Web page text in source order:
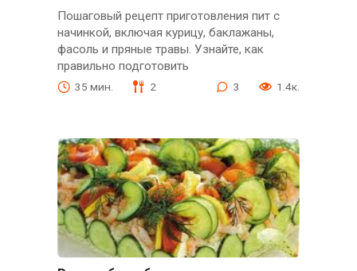
Пошаговый рецепт приготовления пит с
начинкой, включая курицу, баклажаны,
фасоль и пряные травы. Узнайте, как
правильно подготовить
35 мин. 2 3 1.4к.